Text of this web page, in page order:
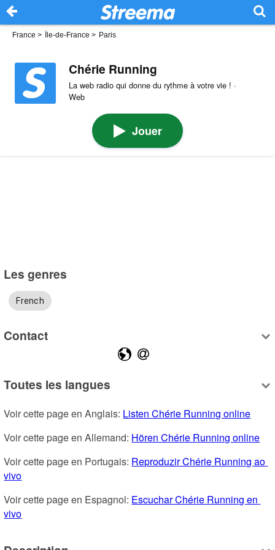
France > Île-de-France > Paris
Chérie Running
La web radio qui donne du rythme à votre vie ! ·
Web
Jouer
Les genres
French
Contact
Toutes les langues
Voir cette page en Anglais: Listen Chérie Running online
Voir cette page en Allemand: Hören Chérie Running online
Voir cette page en Portugais: Reproduzir Chérie Running ao
vivo
Voir cette page en Espagnol: Escuchar Chérie Running en
vivo